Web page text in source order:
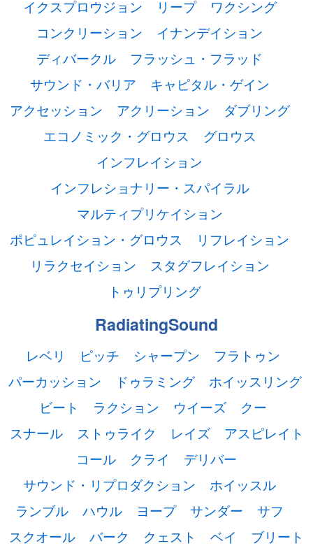
イクスプロウジョン
リープ
ワクシング
コンクリーション
イナンデイション
ディバークル
フラッシュ・フラッド
サウンド・バリア
キャピタル・ゲイン
アクセッション
アクリーション
ダブリング
エコノミック・グロウス
グロウス
インフレイション
インフレショナリー・スパイラル
マルティプリケイション
ポピュレイション・グロウス
リフレイション
リラクセイション
スタグフレイション
トゥリプリング
RadiatingSound
レベリ ピッチ シャープン
フラトゥン
パーカッション
ドゥラミング
ホイッスリング
ビート
ラクション ウイーズ
クー
スナール
ストゥライク レイズ
アスピレイト
コール
クライ
デリバー
サウンド・リプロダクション
ホイッスル
ランブル
ハウル ヨープ サンダー
サフ
スクオール
バーク クェスト ベイ
ブリート